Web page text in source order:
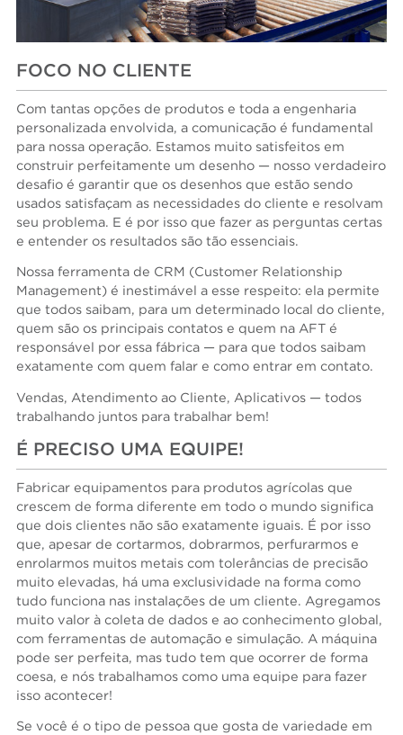
FOCO NO CLIENTE
Com tantas opções de produtos e toda a engenharia
personalizada envolvida, a comunicação é fundamental
para nossa operação. Estamos muito satisfeitos em
construir perfeitamente um desenho — nosso verdadeiro
desafio é garantir que os desenhos que estão sendo
usados satisfaçam as necessidades do cliente e resolvam
seu problema. E é por isso que fazer as perguntas certas
e entender os resultados são tão essenciais.
Nossa ferramenta de CRM (Customer Relationship
Management) é inestimável a esse respeito: ela permite
que todos saibam, para um determinado local do cliente,
quem são os principais contatos e quem na AFT é
responsável por essa fábrica — para que todos saibam
exatamente com quem falar e como entrar em contato.
Vendas, Atendimento ao Cliente, Aplicativos — todos
trabalhando juntos para trabalhar bem!
É PRECISO UMA EQUIPE!
Fabricar equipamentos para produtos agrícolas que
crescem de forma diferente em todo o mundo significa
que dois clientes não são exatamente iguais. É por isso
que, apesar de cortarmos, dobrarmos, perfurarmos e
enrolarmos muitos metais com tolerâncias de precisão
muito elevadas, há uma exclusividade na forma como
tudo funciona nas instalações de um cliente. Agregamos
muito valor à coleta de dados e ao conhecimento global,
com ferramentas de automação e simulação. A máquina
pode ser perfeita, mas tudo tem que ocorrer de forma
coesa, e nós trabalhamos como uma equipe para fazer
isso acontecer!
Se você é o tipo de pessoa que gosta de variedade em